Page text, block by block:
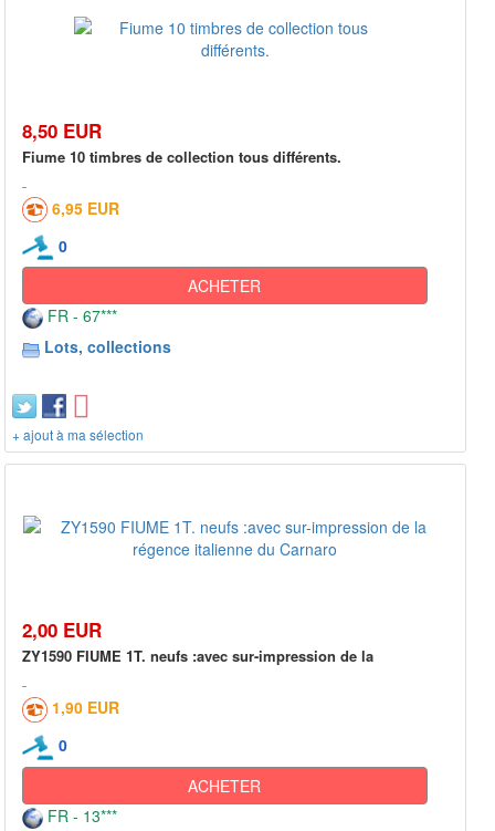
8,50 EUR
Fiume 10 timbres de collection tous différents.
6,95 EUR
0
ACHETER
FR - 67***
Lots, collections
+ ajout à ma sélection
2,00 EUR
ZY1590 FIUME 1T. neufs :avec sur-impression de la
1,90 EUR
0
ACHETER
FR - 13***